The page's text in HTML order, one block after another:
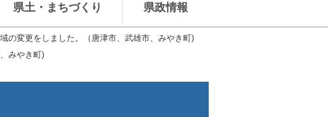
ー
ド
県土・まちづくり 県政情報
の変更をしました。（唐津市、武雄市、みやき町)
みやき町)